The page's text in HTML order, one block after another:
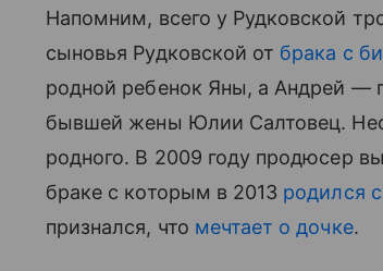
Напомним, всего у Рудковской
сыновья Рудковской от брака с
родной ребенок Яны, а Андрей —
бывшей жены Юлии Салтовец.
родного. В 2009 году продюсер
браке с которым в 2013 родился
признался, что мечтает о дочке.